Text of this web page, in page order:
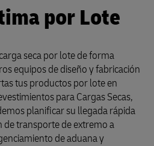
por Lote
seca por lote de forma
equipos de diseño y fabricación
tus productos por lote en
para Cargas Secas,
planificar su llegada rápida
de transporte de extremo a
de aduana y